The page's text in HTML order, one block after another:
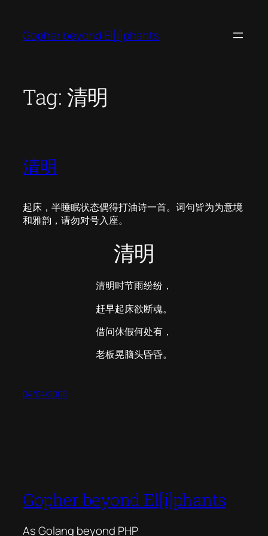
content
Gopher beyond El[i]phants
Tag: 清明
清明
起床，半睡眠状态偶得打油诗一首。词句皆为为意境
和雅韵，请勿对号入座。
清明
清明时节雨纷纷，
赶早起床欲断魂。
借问休假何处有，
老板晃脑头昏昏。
04/04/2008
Gopher beyond El[i]phants
As Golang beyond PHP